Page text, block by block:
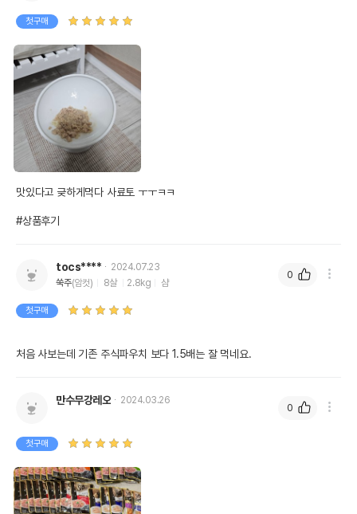
첫구매
맛있다고 긎하게먹다 사료토 ㅜㅜㅋㅋ
#상품후기
tocs****
2024.07.23
쑥주(암컷) 8살 2.8kg 샴
첫구매
처음 사보는데 기존 주식파우치 보다 1.5배는 잘 먹네요.
0
만수무강레오 2024.03.26
첫구매
0